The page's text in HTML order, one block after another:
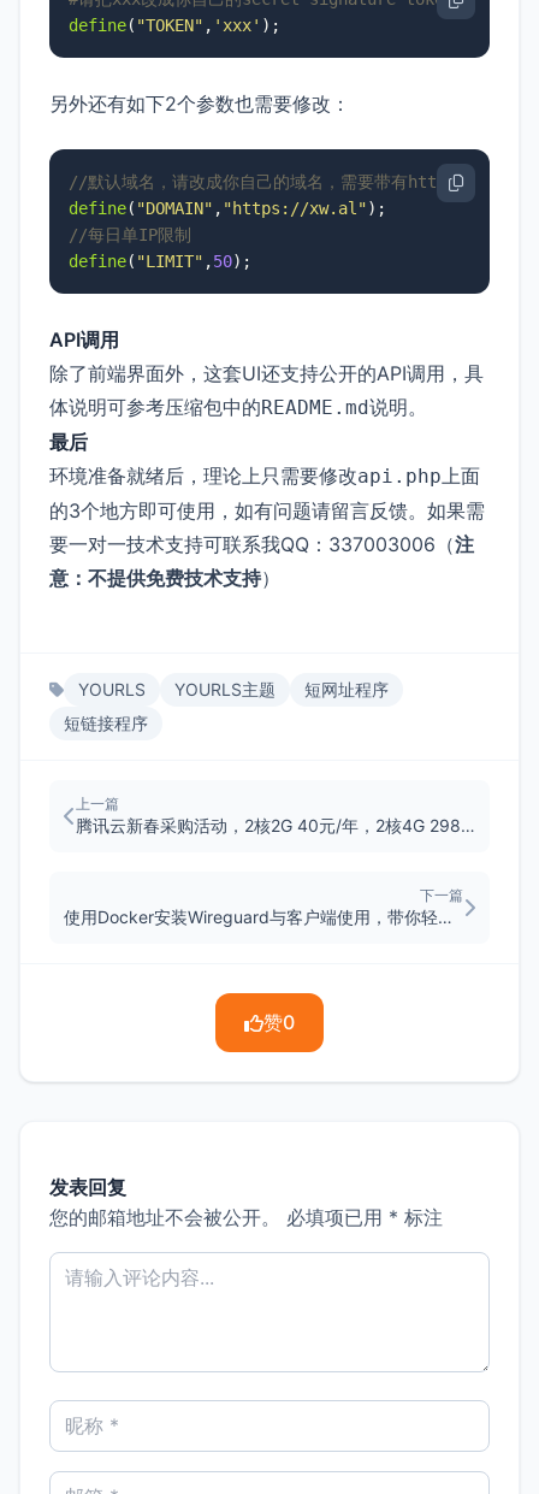
define( "TOKEN" , 'xxx' );
另外还有如下2个参数也需要修改：
//默认域名，请改成你自己的域名，需要带有https://，末
define( "DOMAIN" , "https://xw.al"
//每日单IP限制
define( "LIMIT" ,50);
API调用
除了前端界面外，这套UI还支持公开的API调用，具
体说明可参考压缩包中的README.md说明。
最后
环境准备就绪后，理论上只需要修改api.php上面
的3个地方即可使用，如有问题请留言反馈。如果需
要一对一技术支持可联系我QQ：337003006（注
意：不提供免费技术支持）
YOURLS YOURLS主题
短网址程序
短链接程序
上一篇
腾讯云新春采购活动，2核2G 40元/年，2核4G 298元/3年
下一篇
使用Docker安装Wireguard与客户端使用，带你轻松回家
赞0
发表回复
您的邮箱地址不会被公开。
必填项已用 * 标注